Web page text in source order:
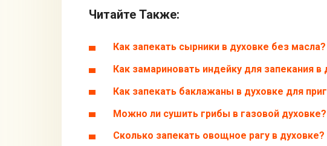
Читайте Также:
Как запекать сырники в духовке без масла?
Как замариновать индейку для запекания в
Как запекать баклажаны в духовке для
Можно ли сушить грибы в газовой духовке?
Сколько запекать овощное рагу в духовке?